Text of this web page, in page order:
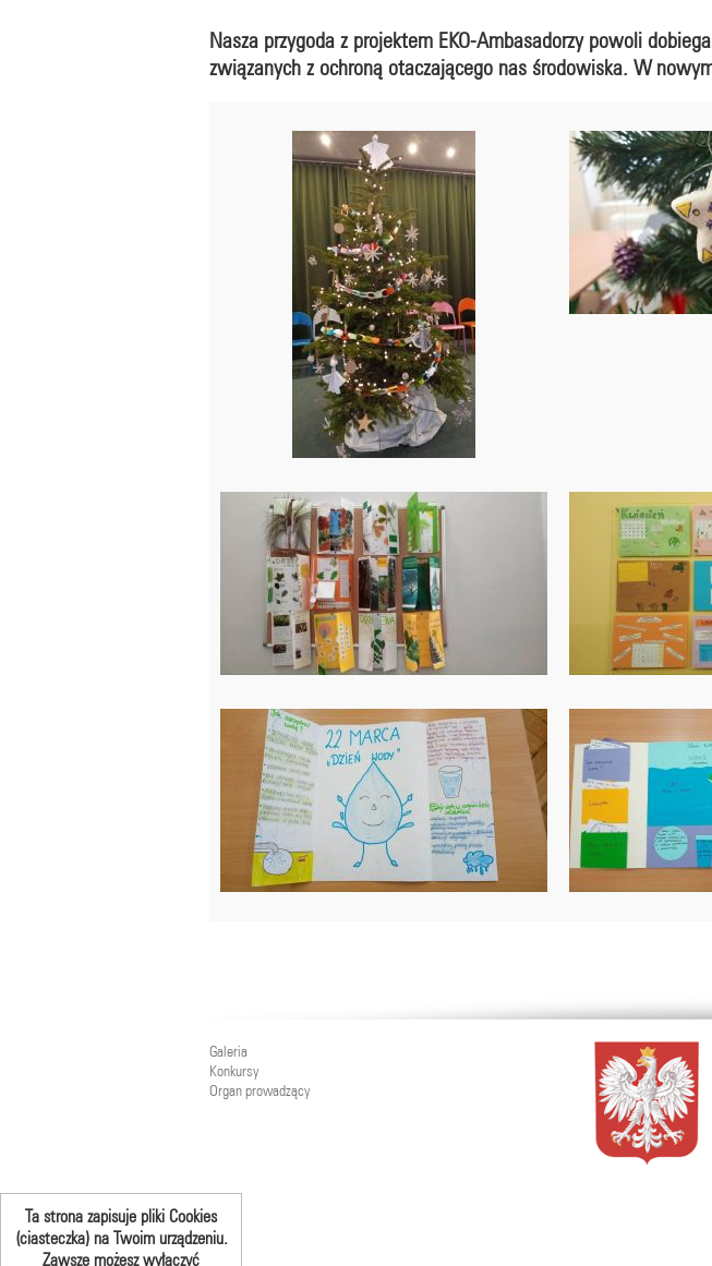
Ta strona zapisuje pliki Cookies
(ciasteczka) na Twoim urządzeniu.
Zawsze możesz wyłączyć
Nasza przygoda z projektem EKO-Ambasadorzy powoli
związanych z ochroną otaczającego nas środowiska. W
Galeria
Konkursy
Organ prowadzący